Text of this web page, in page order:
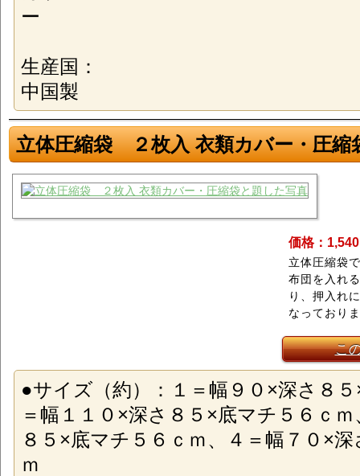
ー
生産国：
中国製
立体圧縮袋 ２枚入 衣類カバー・圧縮
価格：
立体圧縮袋
布団を入れ
り、押入れ
なっており
こ
●サイズ（約）：１＝幅９０×深さ８
＝幅１１０×深さ８５×底マチ５６ｃ
８５×底マチ５６ｃｍ、４＝幅７０×
ｍ